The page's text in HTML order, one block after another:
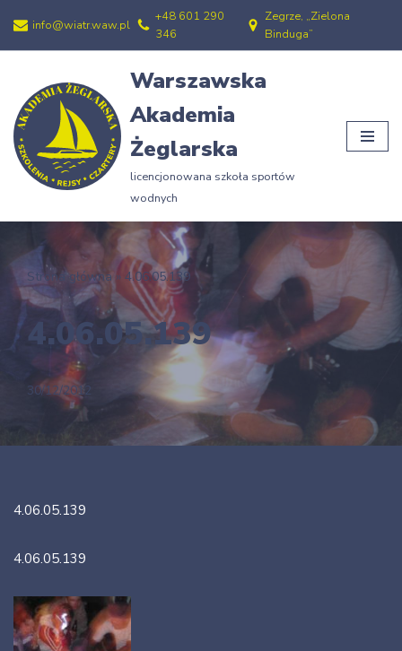
Przejdź
treści
info@wiatr.waw.pl
+48 601 290
346
Zegrze, „Zielona
Binduga”
Warszawska
Akademia
Żeglarska
licencjonowana szkoła sportów
wodnych
Strona główna » 4.06.05.139
4.06.05.139
30/12/2012
4.06.05.139
4.06.05.139